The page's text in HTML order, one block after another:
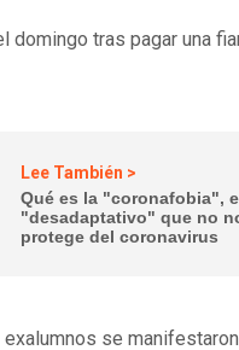
domingo tras pagar una
Lee También >
Qué es la "coronafobia",
"desadaptativo" que no
protege del coronavirus
exalumnos se